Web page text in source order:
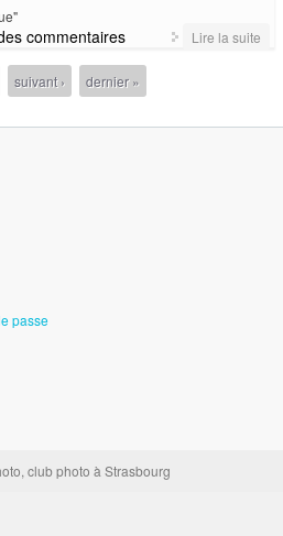
Lire la suite
commentaires
suivant › dernier »
passe
club photo à Strasbourg